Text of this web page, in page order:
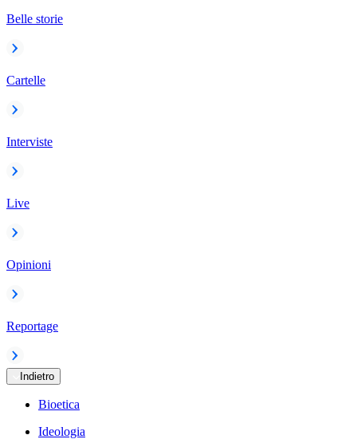
Belle storie
Cartelle
Interviste
Live
Opinioni
Reportage
Indietro
Bioetica
Ideologia